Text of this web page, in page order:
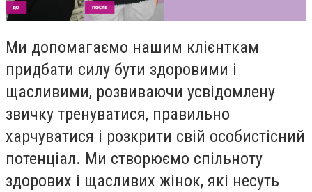
Ми допомагаємо нашим клієнткам
придбати силу бути здоровими і
щасливими, розвиваючи усвідомлену
звичку тренуватися, правильно
харчуватися і розкрити свій особистісний
потенціал. Ми створюємо спільноту
здорових і щасливих жінок, які несуть